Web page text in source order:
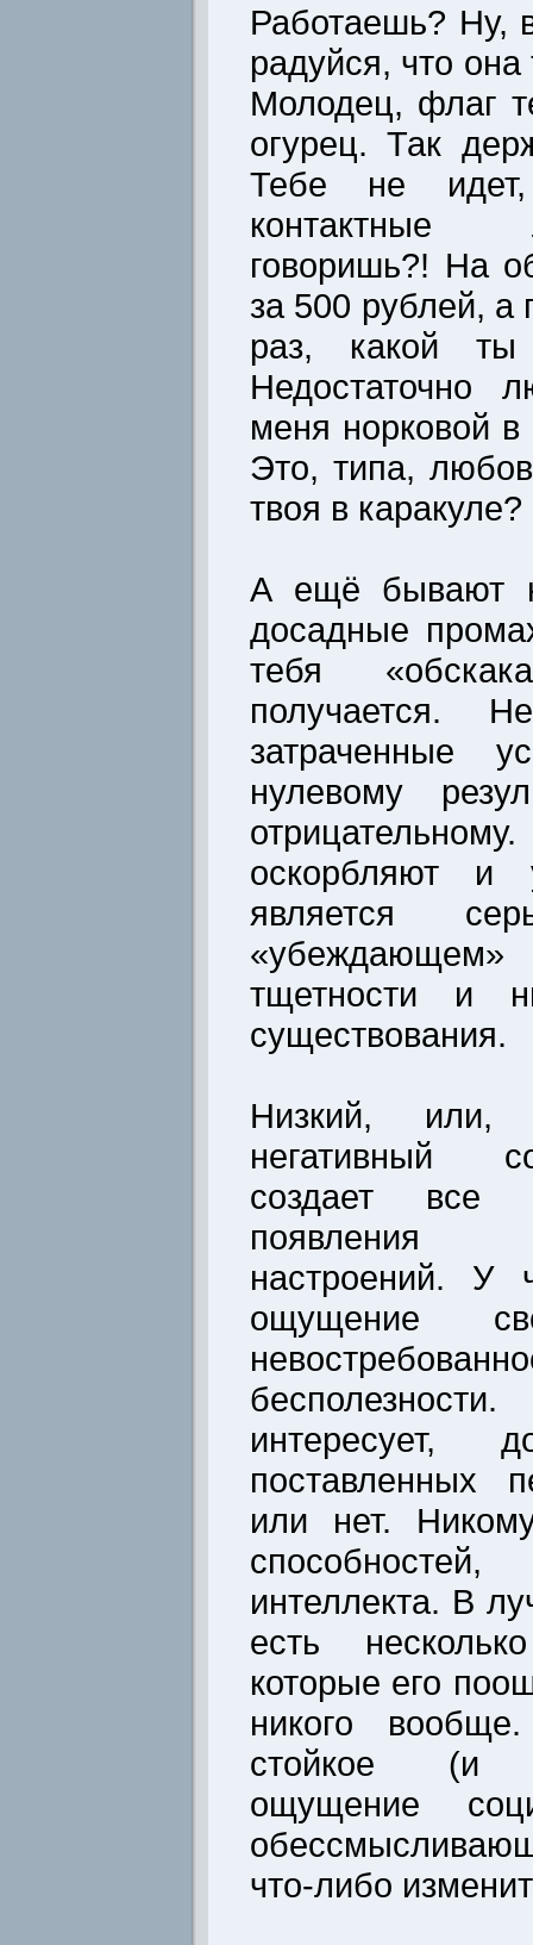
Работаешь? Ну,
радуйся, что
Молодец, флаг
огурец. Так
Тебе не
говоришь?! На
за 500 рублей, а
раз, какой
Недостаточно
меня норковой в
Это, типа,
твоя в каракуле?
А ещё бывают
досадные
тебя
получается.
затраченные
нулевому
оскорбляют и
является
тщетности и
существования.
Низкий,
негативный
создает все
появления
настроений. У
ощущение
интересует,
поставленных
или нет.
интеллекта. В
есть
которые его
никого
стойкое (и
ощущение
что-либо